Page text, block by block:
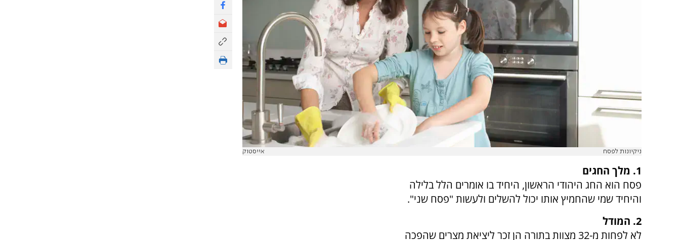
ניקיונות לפסח אייסטוק
1. מלך החגים
פסח הוא החג היהודי הראשון, היחיד בו אומרים הלל בלילה
והיחיד שמי שהחמיץ אותו יכול להשלים ולעשות "פסח שני".
2. המודל
לא לפחות מ-32 מצוות בתורה הן זכר ליציאת מצרים שהפכה